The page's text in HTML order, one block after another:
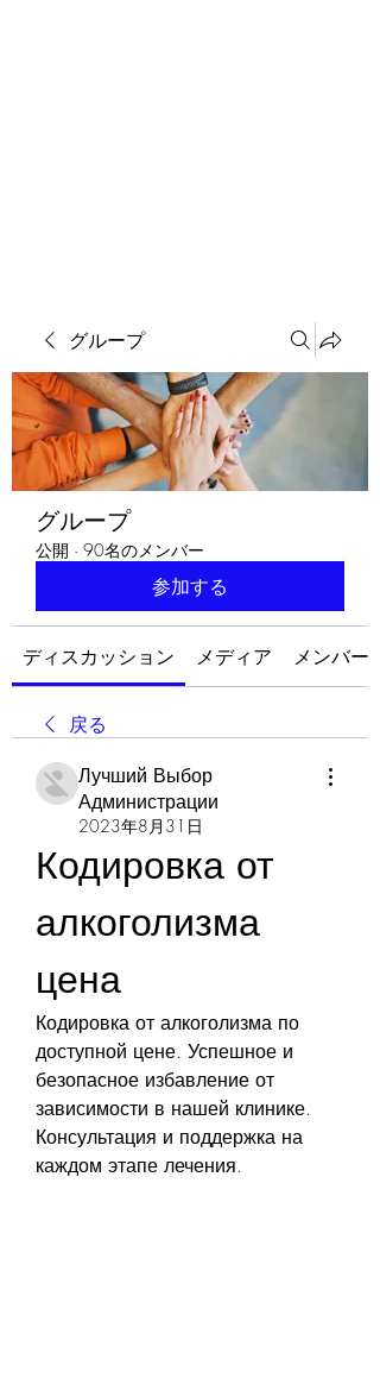
グループ
グループ
公開 · 90名のメンバー
参加する
ディスカッション メディア メンバー
戻る
Лучший Выбор
Администрации
2023年8月31日
Кодировка от
алкоголизма
цена
Кодировка от алкоголизма по
доступной цене. Успешное и
безопасное избавление от
зависимости в нашей клинике.
Консультация и поддержка на
каждом этапе лечения.